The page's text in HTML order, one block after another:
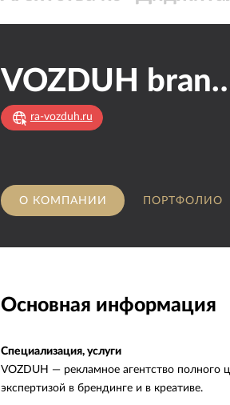
VOZDUH brand
ra-vozduh.ru
О КОМПАНИИ ПОРТФОЛИО
Основная информация
Специализация, услуги
VOZDUH — рекламное агентство полного
экспертизой в брендинге и в креативе.